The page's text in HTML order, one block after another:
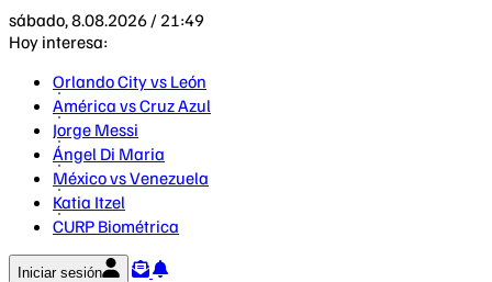
sábado, 8.08.2026 / 21:49
Hoy interesa:
Orlando City vs León
América vs Cruz Azul
Jorge Messi
Ángel Di Maria
México vs Venezuela
Katia Itzel
CURP Biométrica
Iniciar sesión